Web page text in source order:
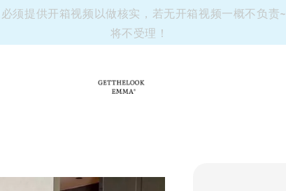
供开箱视频以做核实，若无开箱视频一概不负责~
将不受理！